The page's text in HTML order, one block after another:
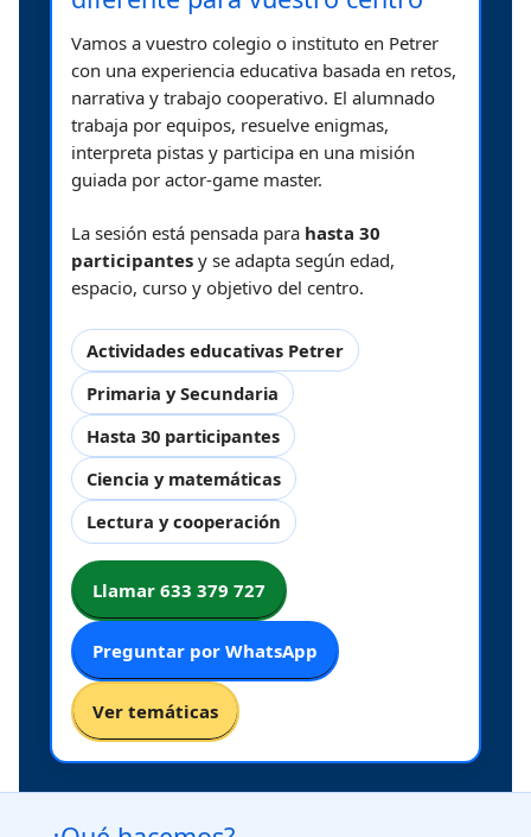
Vamos a vuestro colegio o instituto en Petrer
con una experiencia educativa basada en retos,
narrativa y trabajo cooperativo. El alumnado
trabaja por equipos, resuelve enigmas,
interpreta pistas y participa en una misión
guiada por actor-game master.
La sesión está pensada para hasta 30
participantes y se adapta según edad,
espacio, curso y objetivo del centro.
Actividades educativas Petrer
Primaria y Secundaria
Hasta 30 participantes
Ciencia y matemáticas
Lectura y cooperación
Llamar 633 379 727
Preguntar por WhatsApp
Ver temáticas